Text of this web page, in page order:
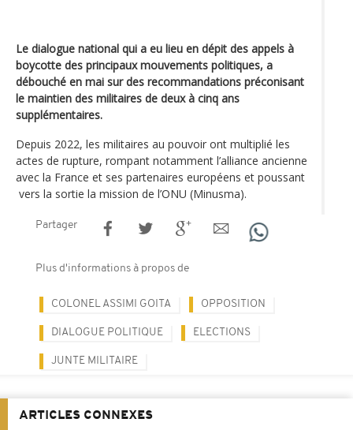
Le dialogue national qui a eu lieu en dépit des appels à
boycotte des principaux mouvements politiques, a
débouché en mai sur des recommandations préconisant
le maintien des militaires de deux à cinq ans
supplémentaires.
Depuis 2022, les militaires au pouvoir ont multiplié les
actes de rupture, rompant notamment l’alliance ancienne
avec la France et ses partenaires européens et poussant
vers la sortie la mission de l’ONU (Minusma).
Partager
Plus d'informations à propos de
COLONEL ASSIMI GOITA OPPOSITION
DIALOGUE POLITIQUE ELECTIONS
JUNTE MILITAIRE
ARTICLES CONNEXES